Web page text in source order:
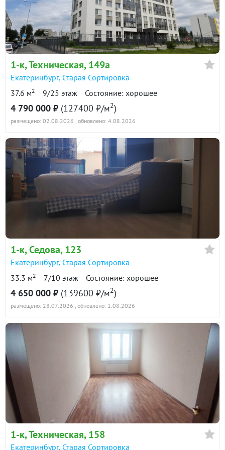
в продаже 124100 ₽/м²
Показать всю историю: 30 предложений →
1-к, Техническая, 149а
Екатеринбург, Старая Сортировка
37.6 м2 9/25 этаж Состояние: хорошее
4 790 000 ₽ (127400 ₽/м2)
размещено: 02.08.2026 , обновлено: 4.08.2026
1-к, Седова, 123
Екатеринбург, Старая Сортировка
33.3 м2 7/10 этаж Состояние: хорошее
4 650 000 ₽ (139600 ₽/м2)
размещено: 28.07.2026 , обновлено: 1.08.2026
1-к, Техническая, 158
Екатеринбург, Старая Сортировка